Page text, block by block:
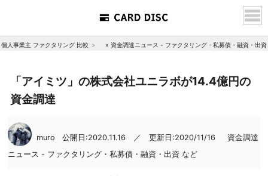
個人事業主 ファクタリング 比較 » 資金調達ニュース - ファクタリング・私募債・融資・出
「アイミツ」の株式会社ユニラボが14.4億円の
資金調達
muro 公開日:2020.11.16 ／ 更新日:2020/11/16
資金調達
ニュース - ファクタリング・私募債・融資・出資 など